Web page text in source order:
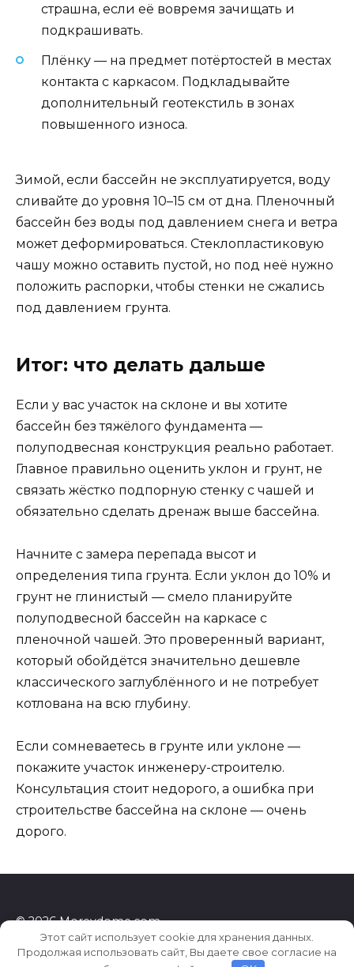
страшна, если её вовремя зачищать и
подкрашивать.
Плёнку — на предмет потёртостей в местах
контакта с каркасом. Подкладывайте
дополнительный геотекстиль в зонах
повышенного износа.
Зимой, если бассейн не эксплуатируется, воду
сливайте до уровня 10–15 см от дна. Пленочный
бассейн без воды под давлением снега и ветра
может деформироваться. Стеклопластиковую
чашу можно оставить пустой, но под неё нужно
положить распорки, чтобы стенки не сжались
под давлением грунта.
Итог: что делать дальше
Если у вас участок на склоне и вы хотите
бассейн без тяжёлого фундамента —
полуподвесная конструкция реально работает.
Главное правильно оценить уклон и грунт, не
связать жёстко подпорную стенку с чашей и
обязательно сделать дренаж выше бассейна.
Начните с замера перепада высот и
определения типа грунта. Если уклон до 10% и
грунт не глинистый — смело планируйте
полуподвесной бассейн на каркасе с
пленочной чашей. Это проверенный вариант,
который обойдётся значительно дешевле
классического заглублённого и не потребует
котлована на всю глубину.
Если сомневаетесь в грунте или уклоне —
покажите участок инженеру-строителю.
Консультация стоит недорого, а ошибка при
строительстве бассейна на склоне — очень
дорого.
© 2026 Morevdome.com
Этот сайт использует cookie для хранения данных.
Продолжая использовать сайт, Вы даете свое согласие на